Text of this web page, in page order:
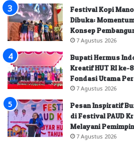
Festival Kopi
Dibuka:
Konsep
7 Agustus 2026
Bupati Hermus
Kreatif HUT RI ke-
Fondasi Utama
7 Agustus 2026
Pesan Inspiratif
di Festival PAUD
Melayani
7 Agustus 2026